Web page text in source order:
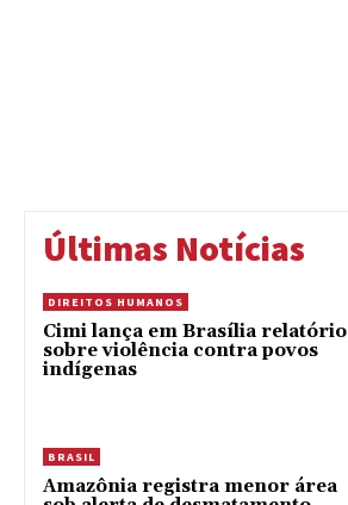
Últimas Notícias
DIREITOS HUMANOS
Cimi lança em Brasília relatório
sobre violência contra povos
indígenas
BRASIL
Amazônia registra menor área